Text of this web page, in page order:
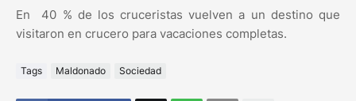
En 40 % de los cruceristas vuelven a un destino que
visitaron en crucero para vacaciones completas.
Tags Maldonado Sociedad